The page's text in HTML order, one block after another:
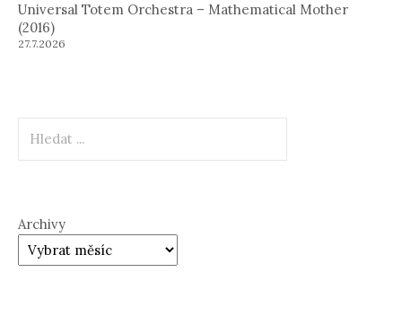
Universal Totem Orchestra – Mathematical Mother
(2016)
27.7.2026
Archivy